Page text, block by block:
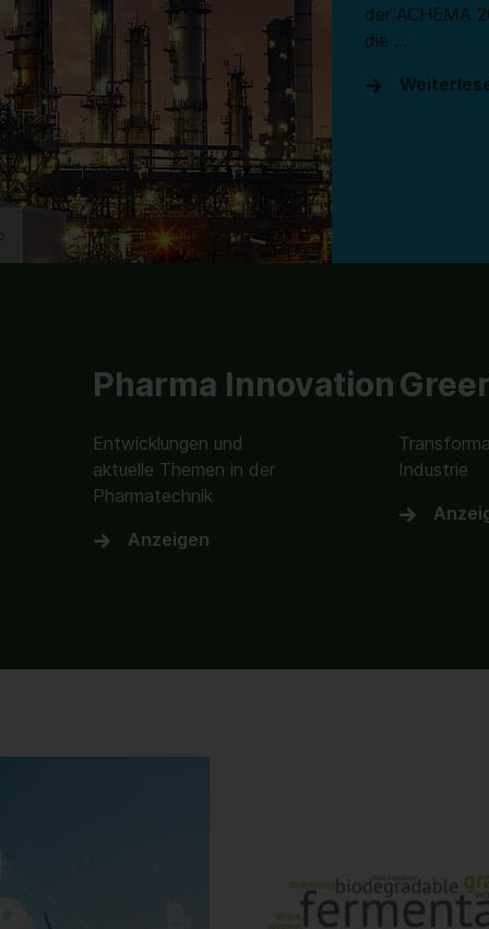
der ACHEMA
die …
Pharma Innovation
Entwicklungen und
aktuelle Themen in der
Pharmatechnik
Anzeigen
Industrie